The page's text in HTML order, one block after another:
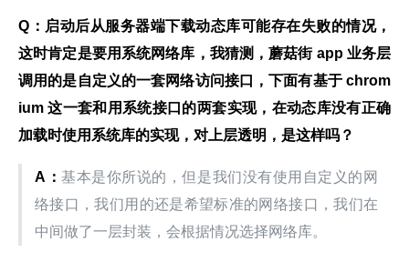
Q：启动后从服务器端下载动态库可能存在失败的情况，
这时肯定是要用系统网络库，我猜测，蘑菇街 app 业务层
调用的是自定义的一套网络访问接口，下面有基于 chrom
ium 这一套和用系统接口的两套实现，在动态库没有正确
加载时使用系统库的实现，对上层透明，是这样吗？
A：基本是你所说的，但是我们没有使用自定义的网
络接口，我们用的还是希望标准的网络接口，我们在
中间做了一层封装，会根据情况选择网络库。